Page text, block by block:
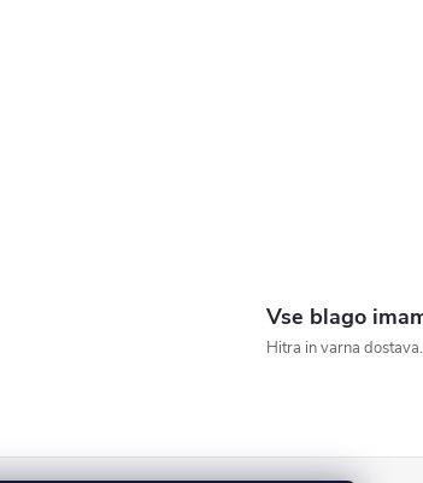
Vse blago
Hitra in varna dostava.